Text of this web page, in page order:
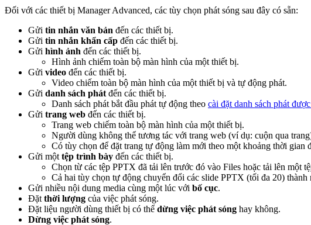
Đối với các thiết bị Manager Advanced, các tùy chọn phát sóng sau đây có sẵn:
Gửi tin nhắn văn bản đến các thiết bị.
Gửi tin nhắn khẩn cấp đến các thiết bị.
Gửi hình ảnh đến các thiết bị.
Hình ảnh chiếm toàn bộ màn hình của một thiết bị.
Gửi video đến các thiết bị.
Video chiếm toàn bộ màn hình của một thiết bị và tự động phát.
Gửi danh sách phát đến các thiết bị.
Danh sách phát bắt đầu phát tự động theo cài đặt danh sách phát
Gửi trang web đến các thiết bị.
Trang web chiếm toàn bộ màn hình của một thiết bị.
Người dùng không thể tương tác với trang web (ví dụ: cuộn qua
Có tùy chọn để đặt trang tự động làm mới theo một khoảng thời gian
Gửi một tệp trình bày đến các thiết bị.
Chọn từ các tệp PPTX đã tải lên trước đó vào Files hoặc tải lên một
Cả hai tùy chọn tự động chuyển đổi các slide PPTX (tối đa 20)
Gửi nhiều nội dung media cùng một lúc với bố cục.
Đặt thời lượng của việc phát sóng.
Đặt liệu người dùng thiết bị có thể dừng việc phát sóng hay không.
Dừng việc phát sóng.